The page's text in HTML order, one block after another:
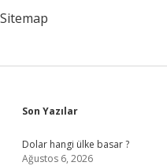
Sitemap
Sidebar
Son Yazılar
Dolar hangi ülke basar ?
Ağustos 6, 2026